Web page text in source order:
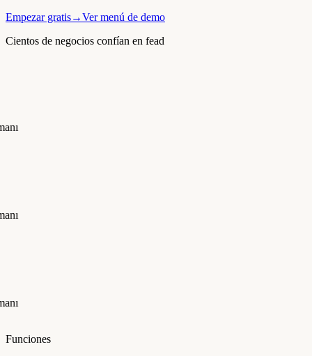
Empezar gratis→Ver menú de demo
Cientos de negocios confían en fead
Funciones